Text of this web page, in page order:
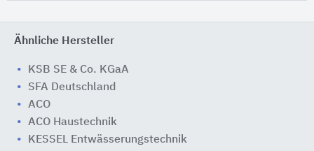
Ähnliche Hersteller
KSB SE & Co. KGaA
SFA Deutschland
ACO
ACO Haustechnik
KESSEL Entwässerungstechnik